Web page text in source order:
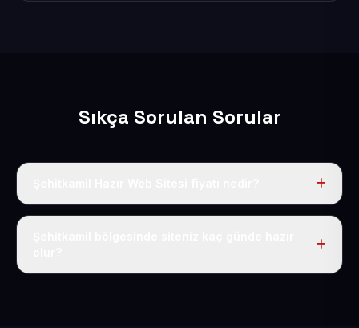
Sıkça Sorulan Sorular
Tek fiyat uygulanır: yıllık 50 USD + KDV. Bu bedele alan